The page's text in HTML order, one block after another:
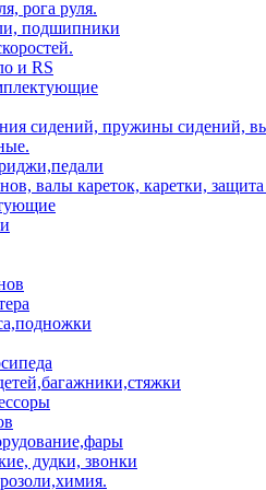
рога руля.
подшипники
и RS
сидений, пружины сидений,
валы кареток, каретки,
дудки, звонки